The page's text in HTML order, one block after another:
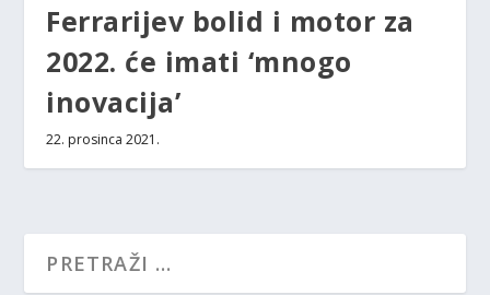
Ferrarijev bolid i motor za
2022. će imati ‘mnogo
inovacija’
22. prosinca 2021.